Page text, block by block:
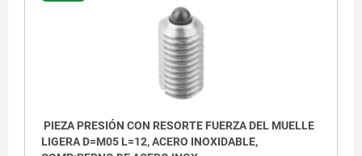
PIEZA PRESIÓN CON RESORTE FUERZA DEL MUELLE
LIGERA D=M05 L=12, ACERO INOXIDABLE,